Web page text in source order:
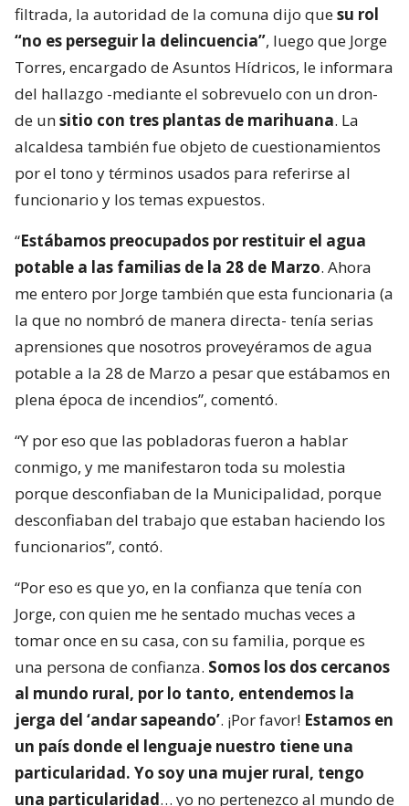
filtrada, la autoridad de la comuna dijo quesu rol
“no es perseguir la delincuencia”, luego que Jorge
Torres, encargado de Asuntos Hídricos, le informara
del hallazgo -mediante el sobrevuelo con un dron-
de unsitio con tres plantas de marihuana. La
alcaldesa también fue objeto de cuestionamientos
por el tono y términos usados para referirse al
funcionario y los temas expuestos.
“Estábamos preocupados por restituir el agua
potable a las familias de la 28 de Marzo. Ahora
me entero por Jorge también que esta funcionaria (a
la que no nombró de manera directa- tenía serias
aprensiones que nosotros proveyéramos de agua
potable a la 28 de Marzo a pesar que estábamos en
plena época de incendios”, comentó.
“Y por eso que las pobladoras fueron a hablar
conmigo, y me manifestaron toda su molestia
porque desconfiaban de la Municipalidad, porque
desconfiaban del trabajo que estaban haciendo los
funcionarios”, contó.
“Por eso es que yo, en la confianza que tenía con
Jorge, con quien me he sentado muchas veces a
tomar once en su casa, con su familia, porque es
una persona de confianza. Somos los dos cercanos
al mundo rural, por lo tanto, entendemos la
jerga del ‘andar sapeando’. ¡Por favor! Estamos en
un país donde el lenguaje nuestro tiene una
particularidad. Yo soy una mujer rural, tengo
una particularidad… yo no pertenezco al mundo de